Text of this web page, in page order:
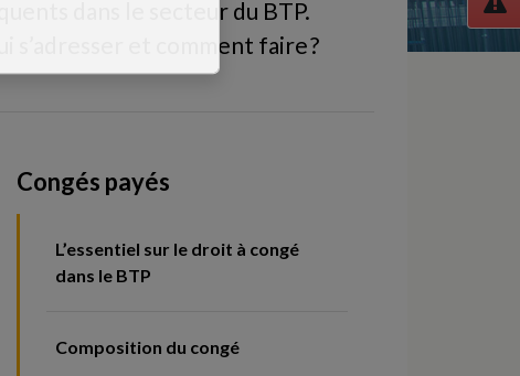
dans le secteur du BTP.
s’adresser et comment faire ?
Congés payés
L’essentiel sur le droit à congé
dans le BTP
Composition du congé